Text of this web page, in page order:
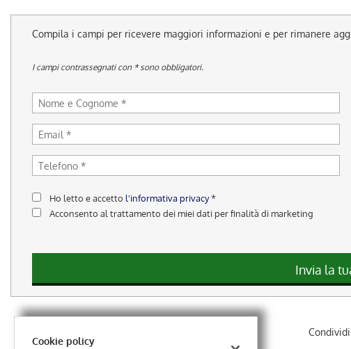
Compila i campi per ricevere maggiori informazioni e per rimanere
I campi contrassegnati con * sono obbligatori.
Ho letto e accetto l'informativa privacy*
Acconsento al trattamento dei miei dati per finalità di marketing
Invia la
Condividi
Cookie policy
che
adottiamo
svolgere
attività
seguito
ottenere
sull'utilità
funzionamento
di
strumenti